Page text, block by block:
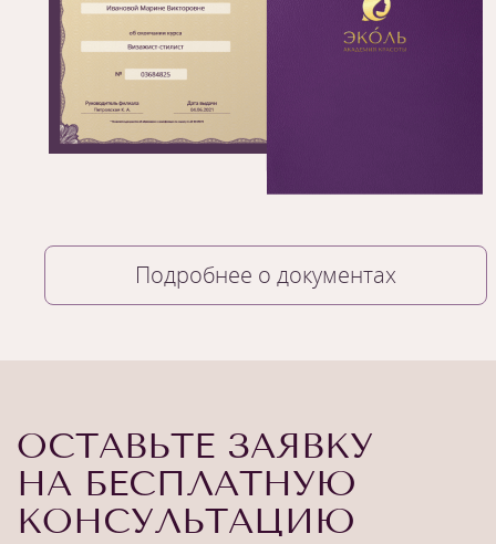
Подробнее о документах
ОСТАВЬТЕ ЗАЯВКУ
НА БЕСПЛАТНУЮ
КОНСУЛЬТАЦИЮ